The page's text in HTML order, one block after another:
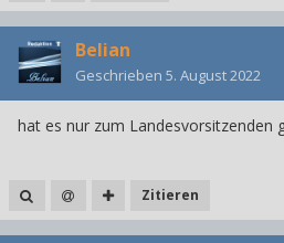
Belian
Geschrieben 5. August 2022
hat es nur zum Landesvorsitzenden
Zitieren